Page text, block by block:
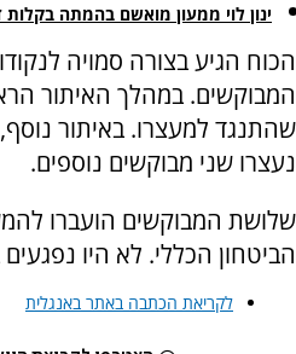
ינון לוי ממעון מואשם בהמתה
הכוח הגיע בצורה סמויה
המבוקשים. במהלך האיתור
שהתנגד למעצרו. באיתור
נעצרו שני מבוקשים נוספים.
שלושת המבוקשים הועברו
הביטחון הכללי. לא היו נפגעים
לקריאת הכתבה באתר באנגלית